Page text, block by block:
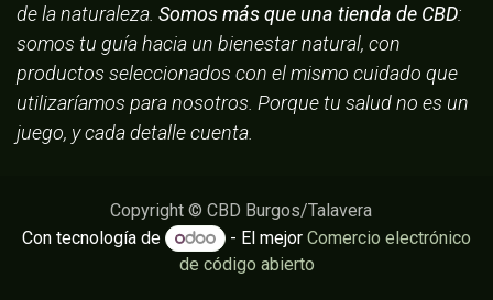
de la naturaleza. Somos más que una tienda de CBD:
somos tu guía hacia un bienestar natural, con
productos seleccionados con el mismo cuidado que
utilizaríamos para nosotros. Porque tu salud no es un
juego, y cada detalle cuenta.
Copyright © CBD Burgos/Talavera
Con tecnología de
- El mejor Comercio electrónico
de código abierto